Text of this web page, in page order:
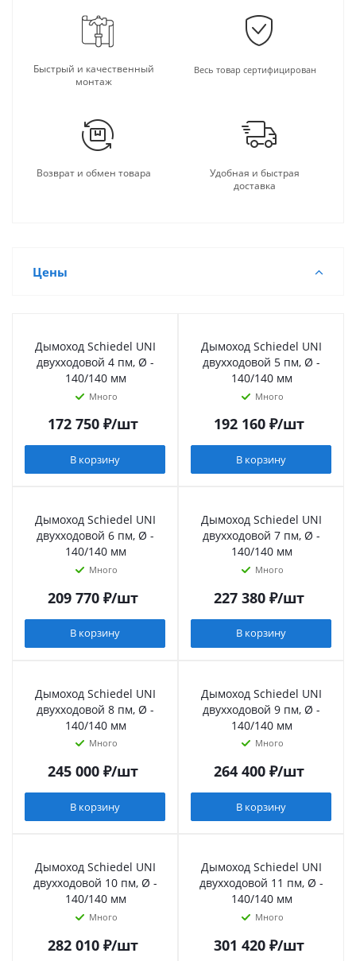
Быстрый и качественный
монтаж
Весь товар сертифицирован
Возврат и обмен товара
Удобная и быстрая
доставка
Цены
Дымоход Schiedel UNI
двухходовой 4 пм, Ø -
140/140 мм
Много
172 750₽/шт
В корзину
Дымоход Schiedel UNI
двухходовой 5 пм, Ø -
140/140 мм
Много
192 160₽/шт
В корзину
Дымоход Schiedel UNI
двухходовой 6 пм, Ø -
140/140 мм
Много
209 770₽/шт
В корзину
Дымоход Schiedel UNI
двухходовой 7 пм, Ø -
140/140 мм
Много
227 380₽/шт
В корзину
Дымоход Schiedel UNI
двухходовой 8 пм, Ø -
140/140 мм
Много
245 000₽/шт
В корзину
Дымоход Schiedel UNI
двухходовой 9 пм, Ø -
140/140 мм
Много
264 400₽/шт
В корзину
Дымоход Schiedel UNI
двухходовой 10 пм, Ø -
140/140 мм
Много
282 010₽/шт
Дымоход Schiedel UNI
двухходовой 11 пм, Ø -
140/140 мм
Много
301 420₽/шт